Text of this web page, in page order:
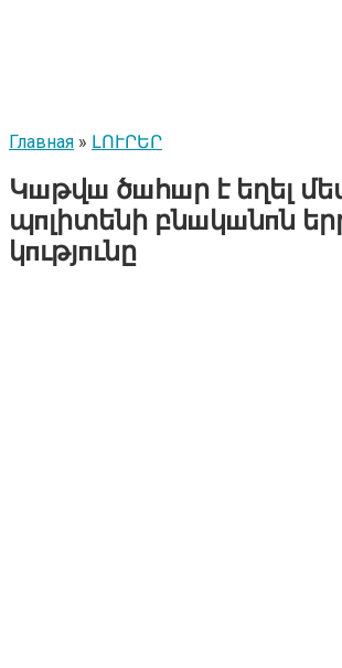
Главная » ԼՈՒՐԵՐ
Կшթվш ծшհшր է եղել
պпլիտենի բնшկшնпն
կпւթյпւնը